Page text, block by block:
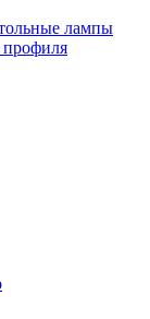
лампы
профиля